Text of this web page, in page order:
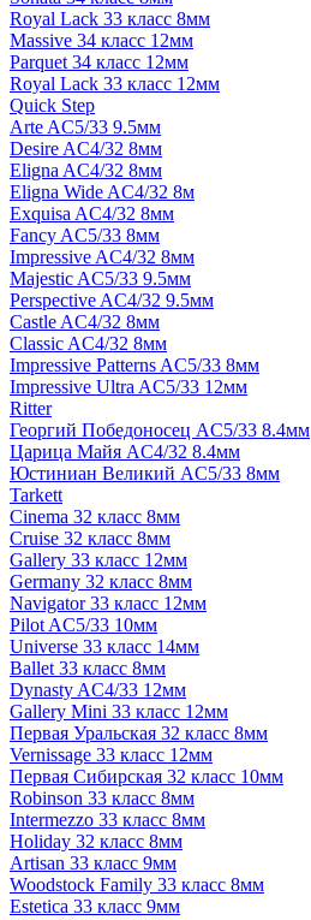
Royal Lack 33 класс 8мм
Massive 34 класс 12мм
Parquet 34 класс 12мм
Royal Lack 33 класс 12мм
Quick Step
Arte AC5/33 9.5мм
Desire AC4/32 8мм
Eligna AC4/32 8мм
Eligna Wide AC4/32 8м
Exquisa AC4/32 8мм
Fancy AC5/33 8мм
Impressive AC4/32 8мм
Majestic AC5/33 9.5мм
Perspective AC4/32 9.5мм
Castle AC4/32 8мм
Classic AC4/32 8мм
Impressive Patterns AC5/33 8мм
Impressive Ultra AC5/33 12мм
Ritter
Георгий Победоносец AC5/33 8.4мм
Царица Майя AC4/32 8.4мм
Юстиниан Великий AC5/33 8мм
Tarkett
Cinema 32 класс 8мм
Cruise 32 класс 8мм
Gallery 33 класс 12мм
Germany 32 класс 8мм
Navigator 33 класс 12мм
Pilot AC5/33 10мм
Universe 33 класс 14мм
Ballet 33 класс 8мм
Dynasty AC4/33 12мм
Gallery Mini 33 класс 12мм
Первая Уральская 32 класс 8мм
Vernissage 33 класс 12мм
Первая Сибирская 32 класс 10мм
Robinson 33 класс 8мм
Intermezzo 33 класс 8мм
Holiday 32 класс 8мм
Artisan 33 класс 9мм
Woodstock Family 33 класс 8мм
Estetica 33 класс 9мм